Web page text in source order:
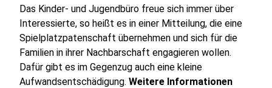
Das Kinder- und Jugendbüro freue sich immer über
Interessierte, so heißt es in einer Mitteilung, die eine
Spielplatzpatenschaft übernehmen und sich für die
Familien in ihrer Nachbarschaft engagieren wollen.
Dafür gibt es im Gegenzug auch eine kleine
Aufwandsentschädigung. Weitere Informationen